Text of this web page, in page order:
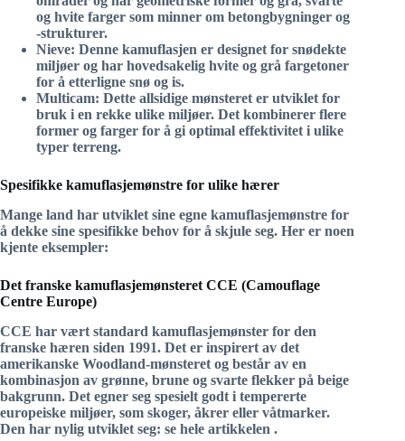
og hvite farger som minner om betongbygninger og
-strukturer.
Nieve: Denne kamuflasjen er designet for snødekte
miljøer og har hovedsakelig hvite og grå fargetoner
for å etterligne snø og is.
Multicam: Dette allsidige mønsteret er utviklet for
bruk i en rekke ulike miljøer. Det kombinerer flere
former og farger for å gi optimal effektivitet i ulike
typer terreng.
Spesifikke kamuflasjemønstre for ulike hærer
Mange land har utviklet sine egne kamuflasjemønstre for
å dekke sine spesifikke behov for å skjule seg. Her er noen
kjente eksempler:
Det franske kamuflasjemønsteret CCE (Camouflage
Centre Europe)
CCE har vært standard kamuflasjemønster for den
franske hæren siden 1991. Det er inspirert av det
amerikanske Woodland-mønsteret og består av en
kombinasjon av grønne, brune og svarte flekker på beige
bakgrunn. Det egner seg spesielt godt i tempererte
europeiske miljøer, som skoger, åkrer eller våtmarker.
Den har nylig utviklet seg: se hele artikkelen .